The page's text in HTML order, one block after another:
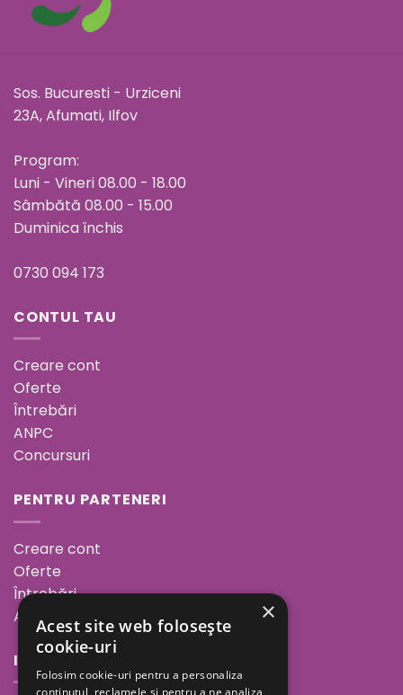
Sos. Bucuresti - Urziceni
23A, Afumati, Ilfov
Program:
Luni - Vineri 08.00 - 18.00
Sâmbătă 08.00 - 15.00
Duminica închis
0730 094 173
CONTUL TAU
Creare cont
Oferte
Întrebări
ANPC
Concursuri
PENTRU PARTENERI
Creare cont
Oferte
Întrebări
ANPC
INFORMAȚII
×
Acest site web folosește
cookie-uri
Folosim cookie-uri pentru a personaliza
conținutul, reclamele și pentru a ne analiza